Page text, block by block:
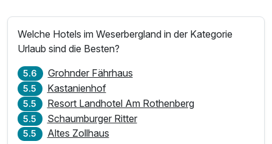
Welche Hotels im Weserbergland in der Kategorie
Urlaub sind die Besten?
5.6 Grohnder Fährhaus
5.5 Kastanienhof
5.5 Resort Landhotel Am Rothenberg
5.5 Schaumburger Ritter
5.5 Altes Zollhaus